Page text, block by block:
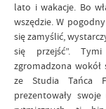
lato i wakacje. Bo
wszędzie. W
się zamyślić,
się przejść”.
zgromadzona wokół
ze Studia Tańca
prezentowały